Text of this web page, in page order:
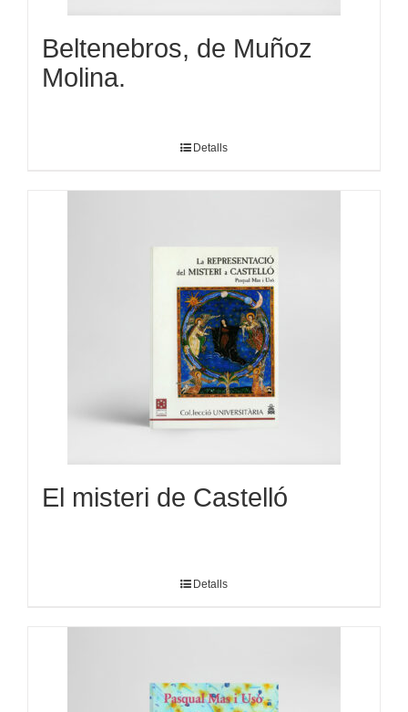
Beltenebros, de Muñoz
Molina.
Detalls
El misteri de Castelló
Detalls